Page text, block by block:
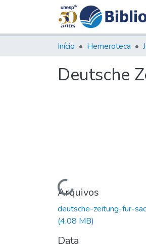
Início Hemeroteca
Deutsche
Carregando...
Arquivos
deutsche-zeitung-fur-
(4,08 MB)
Data